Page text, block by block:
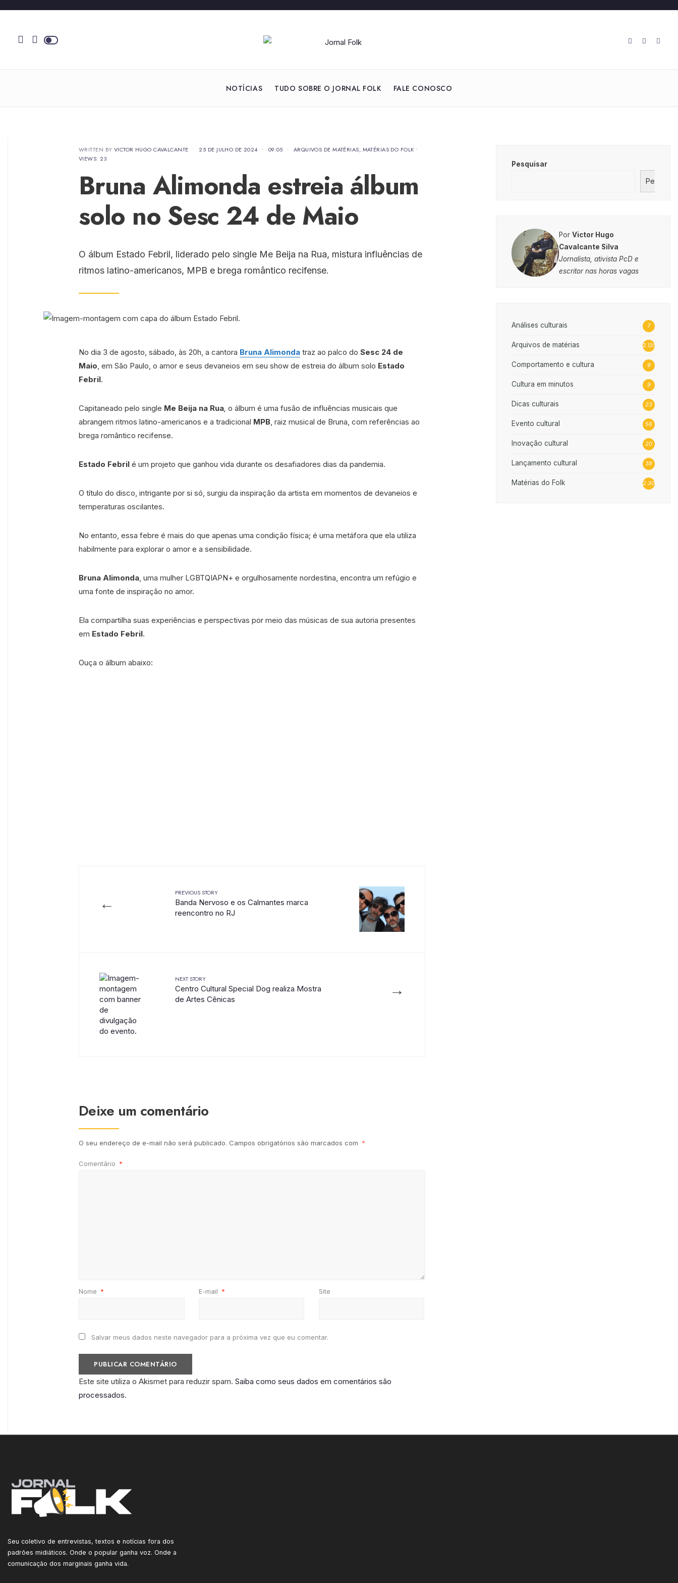
NOTÍCIAS TUDO SOBRE O JORNAL FOLK FALE CONOSCO
WRITTEN BY VICTOR HUGO CAVALCANTE • 25 DE JULHO DE 2024 • 09:05 • ARQUIVOS DE MATÉRIAS, MATÉRIAS DO FOLK •
VIEWS: 23
Bruna Alimonda estreia álbum
solo no Sesc 24 de Maio
O álbum Estado Febril, liderado pelo single Me Beija na Rua, mistura influências de
ritmos latino-americanos, MPB e brega romântico recifense.
No dia 3 de agosto, sábado, às 20h, a cantora Bruna Alimonda traz ao palco do Sesc 24 de
Maio, em São Paulo, o amor e seus devaneios em seu show de estreia do álbum solo Estado
Febril.
Capitaneado pelo single Me Beija na Rua, o álbum é uma fusão de influências musicais que
abrangem ritmos latino-americanos e a tradicional MPB, raiz musical de Bruna, com referências ao
brega romântico recifense.
Estado Febril é um projeto que ganhou vida durante os desafiadores dias da pandemia.
O título do disco, intrigante por si só, surgiu da inspiração da artista em momentos de devaneios e
temperaturas oscilantes.
No entanto, essa febre é mais do que apenas uma condição física; é uma metáfora que ela utiliza
habilmente para explorar o amor e a sensibilidade.
Bruna Alimonda, uma mulher LGBTQIAPN+ e orgulhosamente nordestina, encontra um refúgio e
uma fonte de inspiração no amor.
Ela compartilha suas experiências e perspectivas por meio das músicas de sua autoria presentes
em Estado Febril.
Ouça o álbum abaixo:
←
PREVIOUS STORY
Banda Nervoso e os Calmantes marca
reencontro no RJ
→
NEXT STORY
Centro Cultural Special Dog realiza Mostra
de Artes Cênicas
Deixe um comentário
O seu endereço de e-mail não será publicado. Campos obrigatórios são marcados com *
Comentário *
Nome * E-mail * Site
Salvar meus dados neste navegador para a próxima vez que eu comentar.
Este site utiliza o Akismet para reduzir spam. Saiba como seus dados em comentários são
processados.
Pesquisar
PorVictor Hugo
Cavalcante Silva
Jornalista, ativista PcD e
escritor nas horas vagas
Análises culturais 7
Arquivos de matérias 2.135
Comportamento e cultura 9
Cultura em minutos 9
Dicas culturais 23
Evento cultural 56
Inovação cultural 20
Lançamento cultural 38
Matérias do Folk 2.302
Seu coletivo de entrevistas, textos e notícias fora dos
padrões midiáticos. Onde o popular ganha voz. Onde a
comunicação dos marginais ganha vida.